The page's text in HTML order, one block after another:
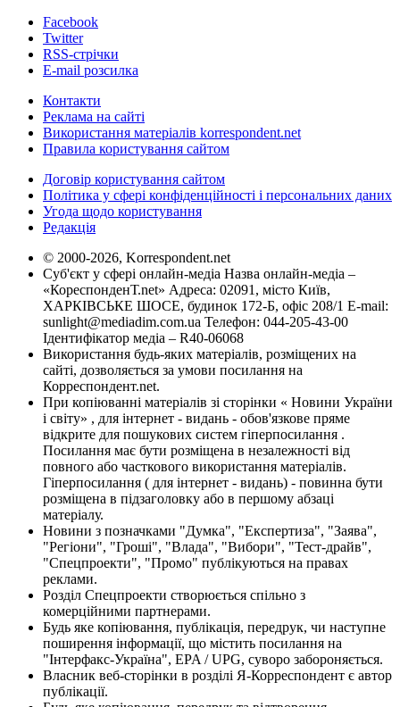
Facebook
Twitter
RSS-стрічки
E-mail розсилка
Контакти
Реклама на сайті
Використання матеріалів korrespondent.net
Правила користування сайтом
Договір користування сайтом
Політика у сфері конфіденційності і персональних даних
Угода щодо користування
Редакція
© 2000-2026, Korrespondent.net
Суб'єкт у сфері онлайн-медіа Назва онлайн-медіа –
«КореспонденТ.net» Адреса: 02091, місто Київ,
ХАРКІВСЬКЕ ШОСЕ, будинок 172-Б, офіс 208/1 E-mail:
sunlight@mediadim.com.ua Телефон: 044-205-43-00
Ідентифікатор медіа – R40-06068
Використання будь-яких матеріалів, розміщених на
сайті, дозволяється за умови посилання на
Корреспондент.net.
При копіюванні матеріалів зі сторінки « Новини України
і світу» , для інтернет - видань - обов'язкове пряме
відкрите для пошукових систем гіперпосилання .
Посилання має бути розміщена в незалежності від
повного або часткового використання матеріалів.
Гіперпосилання ( для інтернет - видань) - повинна бути
розміщена в підзаголовку або в першому абзаці
матеріалу.
Новини з позначками "Думка", "Експертиза", "Заява",
"Регіони", "Гроші", "Влада", "Вибори", "Тест-драйв",
"Спецпроекти", "Промо" публікуються на правах
реклами.
Розділ Спецпроекти створюється спільно з
комерційними партнерами.
Будь яке копіювання, публікація, передрук, чи наступне
поширення інформації, що містить посилання на
"Інтерфакс-Україна", EPA / UPG, суворо забороняється.
Власник веб-сторінки в розділі Я-Корреспондент є автор
публікації.